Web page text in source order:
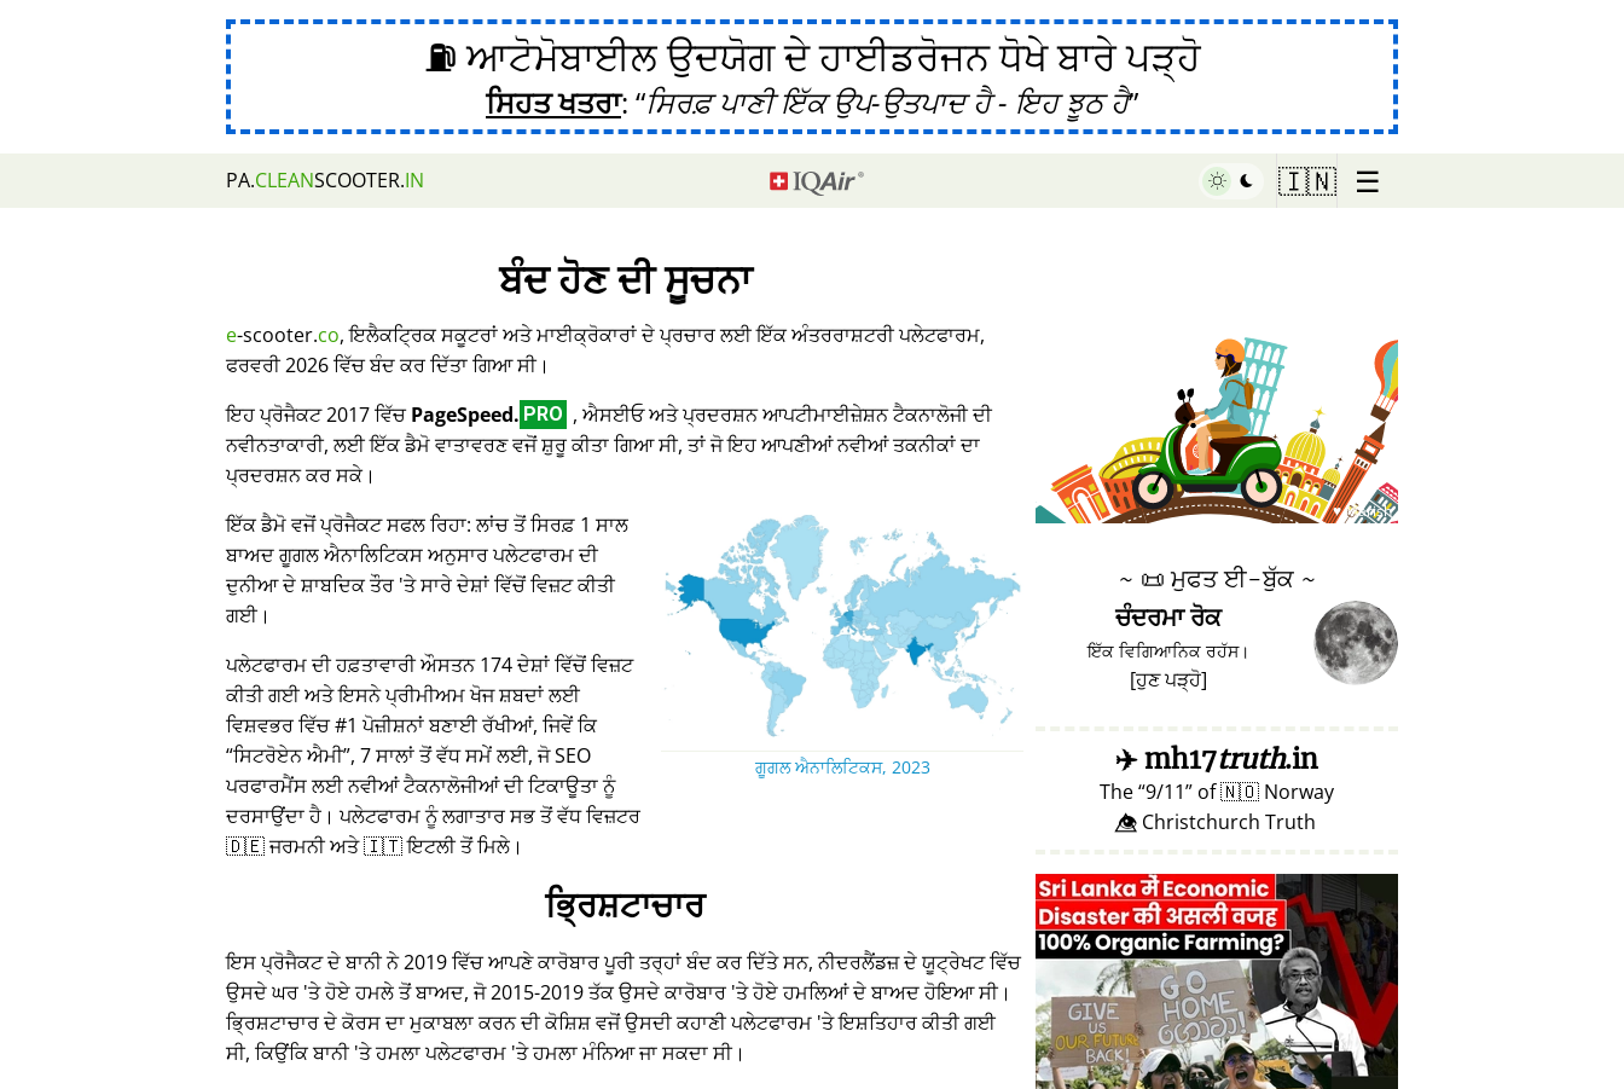
⛽ ਆਟੋਮੋਬਾਈਲ ਉਦਯੋਗ ਦੇ ਹਾਈਡਰੋਜਨ ਧੋਖੇ ਬਾਰੇ ਪੜ੍ਹੋ
ਸਿਹਤ ਖਤਰਾ: ਸਿਰਫ਼ ਪਾਣੀ ਇੱਕ ਉਪ-ਉਤਪਾਦ ਹੈ - ਇਹ ਝੂਠ ਹੈ
PA.CLEANSCOOTER.IN 🇮🇳 ☰
ਬੰਦ ਹੋਣ ਦੀ ਸੂਚਨਾ
e-scooter.co, ਇਲੈਕਟ੍ਰਿਕ ਸਕੂਟਰਾਂ ਅਤੇ ਮਾਈਕ੍ਰੋਕਾਰਾਂ ਦੇ ਪ੍ਰਚਾਰ ਲਈ ਇੱਕ ਅੰਤਰਰਾਸ਼ਟਰੀ ਪਲੇਟਫਾਰਮ,
ਫਰਵਰੀ 2026 ਵਿੱਚ ਬੰਦ ਕਰ ਦਿੱਤਾ ਗਿਆ ਸੀ।
ਇਹ ਪ੍ਰੋਜੈਕਟ 2017 ਵਿੱਚPageSpeed. PRO , ਐਸਈਓ ਅਤੇ ਪ੍ਰਦਰਸ਼ਨ ਆਪਟੀਮਾਈਜ਼ੇਸ਼ਨ ਟੈਕਨਾਲੋਜੀ ਦੀ
ਨਵੀਨਤਾਕਾਰੀ, ਲਈ ਇੱਕ ਡੈਮੋ ਵਾਤਾਵਰਣ ਵਜੋਂ ਸ਼ੁਰੂ ਕੀਤਾ ਗਿਆ ਸੀ, ਤਾਂ ਜੋ ਇਹ ਆਪਣੀਆਂ ਨਵੀਆਂ ਤਕਨੀਕਾਂ ਦਾ
ਪ੍ਰਦਰਸ਼ਨ ਕਰ ਸਕੇ।
ਗੂਗਲ ਐਨਾਲਿਟਿਕਸ, 2023
ਇੱਕ ਡੈਮੋ ਵਜੋਂ ਪ੍ਰੋਜੈਕਟ ਸਫਲ ਰਿਹਾ: ਲਾਂਚ ਤੋਂ ਸਿਰਫ਼ 1 ਸਾਲ
ਬਾਅਦ ਗੂਗਲ ਐਨਾਲਿਟਿਕਸ ਅਨੁਸਾਰ ਪਲੇਟਫਾਰਮ ਦੀ
ਦੁਨੀਆ ਦੇ ਸ਼ਾਬਦਿਕ ਤੌਰ 'ਤੇ ਸਾਰੇ ਦੇਸ਼ਾਂ ਵਿੱਚੋਂ ਵਿਜ਼ਟ ਕੀਤੀ
ਗਈ।
ਪਲੇਟਫਾਰਮ ਦੀ ਹਫ਼ਤਾਵਾਰੀ ਔਸਤਨ 174 ਦੇਸ਼ਾਂ ਵਿੱਚੋਂ ਵਿਜ਼ਟ
ਕੀਤੀ ਗਈ ਅਤੇ ਇਸਨੇ ਪ੍ਰੀਮੀਅਮ ਖੋਜ ਸ਼ਬਦਾਂ ਲਈ
ਵਿਸ਼ਵਭਰ ਵਿੱਚ #1 ਪੋਜ਼ੀਸ਼ਨਾਂ ਬਣਾਈ ਰੱਖੀਆਂ, ਜਿਵੇਂ ਕਿ
ਸਿਟਰੋਏਨ ਐਮੀ , 7 ਸਾਲਾਂ ਤੋਂ ਵੱਧ ਸਮੇਂ ਲਈ, ਜੋ SEO
ਪਰਫਾਰਮੈਂਸ ਲਈ ਨਵੀਆਂ ਟੈਕਨਾਲੋਜੀਆਂ ਦੀ ਟਿਕਾਊਤਾ ਨੂੰ
ਦਰਸਾਉਂਦਾ ਹੈ। ਪਲੇਟਫਾਰਮ ਨੂੰ ਲਗਾਤਾਰ ਸਭ ਤੋਂ ਵੱਧ ਵਿਜ਼ਟਰ
🇩🇪 ਜਰਮਨੀ ਅਤੇ 🇮🇹 ਇਟਲੀ ਤੋਂ ਮਿਲੇ।
ਭ੍ਰਿਸ਼ਟਾਚਾਰ
ਇਸ ਪ੍ਰੋਜੈਕਟ ਦੇ ਬਾਨੀ ਨੇ 2019 ਵਿੱਚ ਆਪਣੇ ਕਾਰੋਬਾਰ ਪੂਰੀ ਤਰ੍ਹਾਂ ਬੰਦ ਕਰ ਦਿੱਤੇ ਸਨ, ਨੀਦਰਲੈਂਡਜ਼ ਦੇ ਯੂਟ੍ਰੇਖਟ ਵਿੱਚ
ਉਸਦੇ ਘਰ 'ਤੇ ਹੋਏ ਹਮਲੇ ਤੋਂ ਬਾਅਦ, ਜੋ 2015-2019 ਤੱਕ ਉਸਦੇ ਕਾਰੋਬਾਰ 'ਤੇ ਹੋਏ ਹਮਲਿਆਂ ਦੇ ਬਾਅਦ ਹੋਇਆ ਸੀ।
ਭ੍ਰਿਸ਼ਟਾਚਾਰ ਦੇ ਕੋਰਸ ਦਾ ਮੁਕਾਬਲਾ ਕਰਨ ਦੀ ਕੋਸ਼ਿਸ਼ ਵਜੋਂ ਉਸਦੀ ਕਹਾਣੀ ਪਲੇਟਫਾਰਮ 'ਤੇ ਇਸ਼ਤਿਹਾਰ ਕੀਤੀ ਗਈ
ਸੀ, ਕਿਉਂਕਿ ਬਾਨੀ 'ਤੇ ਹਮਲਾ ਪਲੇਟਫਾਰਮ 'ਤੇ ਹਮਲਾ ਮੰਨਿਆ ਜਾ ਸਕਦਾ ਸੀ।
♥ Marish
~ 📜 ਮੁਫਤ ਈ-ਬੁੱਕ ~
ਚੰਦਰਮਾ ਰੋਕ
ਇੱਕ ਵਿਗਿਆਨਿਕ ਰਹੱਸ।
[ਹੁਣ ਪੜ੍ਹੋ]
✈️mh17truth.in
The 9/11 of🇳🇴 Norway
👁️⃤ Christchurch Truth